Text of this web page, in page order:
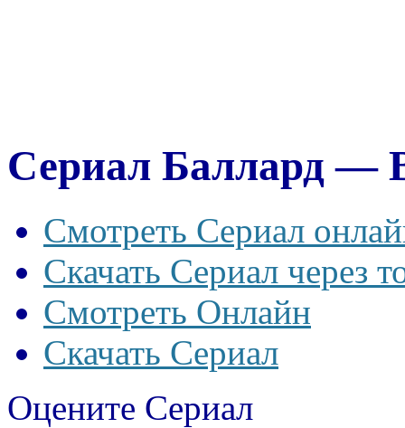
Сериал Баллард —
Смотреть Сериал
Скачать Сериал через
Смотреть Онлайн
Скачать Сериал
Оцените Сериал